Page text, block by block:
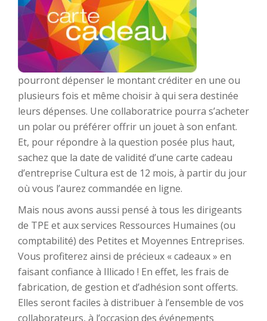
pourront dépenser le montant créditer en une ou
plusieurs fois et même choisir à qui sera destinée
leurs dépenses. Une collaboratrice pourra s’acheter
un polar ou préférer offrir un jouet à son enfant.
Et, pour répondre à la question posée plus haut,
sachez que la date de validité d’une carte cadeau
d’entreprise Cultura est de 12 mois, à partir du jour
où vous l’aurez commandée en ligne.
Mais nous avons aussi pensé à tous les dirigeants
de TPE et aux services Ressources Humaines (ou
comptabilité) des Petites et Moyennes Entreprises.
Vous profiterez ainsi de précieux « cadeaux » en
faisant confiance à Illicado ! En effet, les frais de
fabrication, de gestion et d’adhésion sont offerts.
Elles seront faciles à distribuer à l’ensemble de vos
collaborateurs, à l’occasion des événements